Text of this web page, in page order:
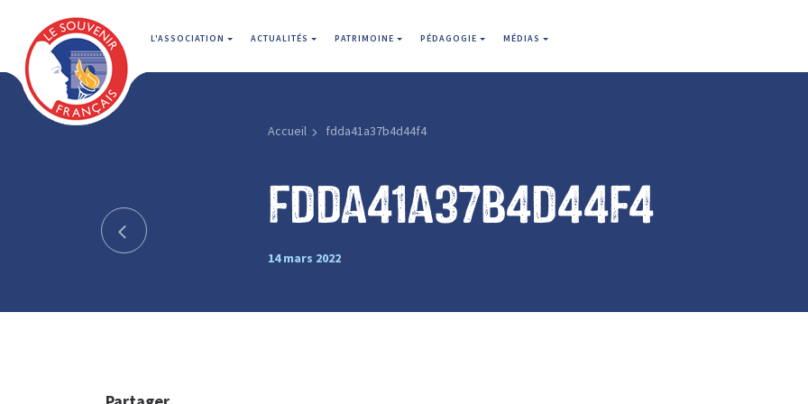
L'ASSOCIATION ACTUALITÉS PATRIMOINE PÉDAGOGIE MÉDIAS
Accueil fdda41a37b4d44f4
fdda41a37b4d44f4
14 mars 2022